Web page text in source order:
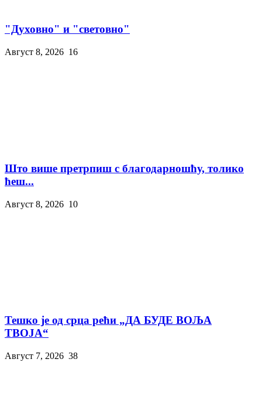
"Духовно" и "световно"
Август 8, 2026 16
Што више претрпиш с благодарношћу, толико
ћеш...
Август 8, 2026 10
Тешко је од срца рећи „ДА БУДЕ ВОЉА
ТВОЈА“
Август 7, 2026 38